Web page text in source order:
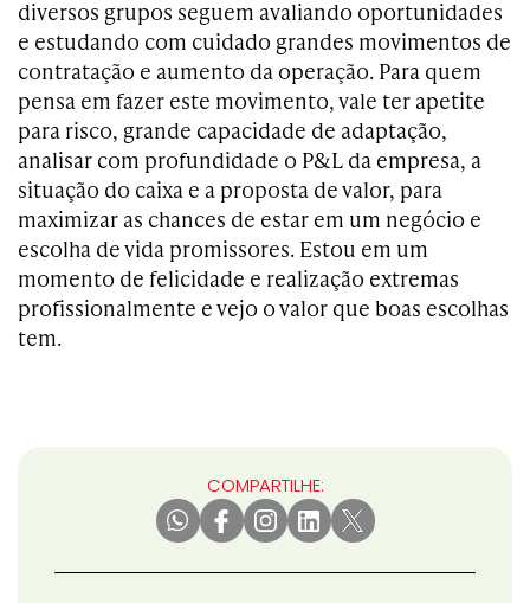
diversos grupos seguem avaliando oportunidades
e estudando com cuidado grandes movimentos de
contratação e aumento da operação. Para quem
pensa em fazer este movimento, vale ter apetite
para risco, grande capacidade de adaptação,
analisar com profundidade o P&L da empresa, a
situação do caixa e a proposta de valor, para
maximizar as chances de estar em um negócio e
escolha de vida promissores. Estou em um
momento de felicidade e realização extremas
profissionalmente e vejo o valor que boas escolhas
tem.
COMPARTILHE: